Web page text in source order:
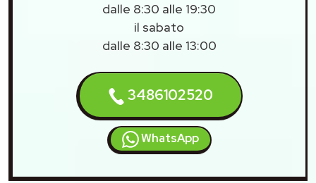
dalle 8:30 alle 19:30
il sabato
dalle 8:30 alle 13:00
3486102520
WhatsApp